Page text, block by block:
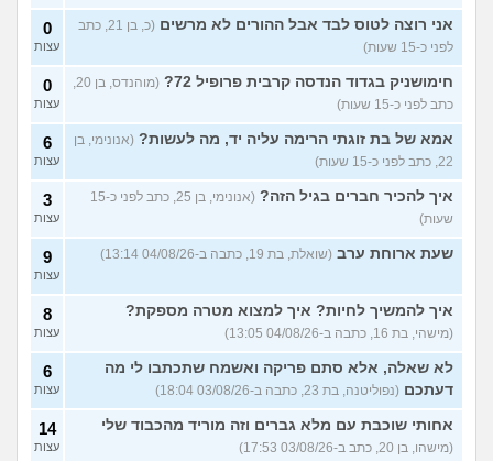
מחזור לאחר כמה שעות, זה
בטוח?
(שלומי, בן 21)
9
עצות
נשוי מפנטז על ליידיבויס
(מאטיטיהו, בן 37)
3
עצות
למישהו יש עצה איך לדכא את
החשק המיני?
(יפה, בת 43)
עוד שאלות חדשות במדור
אני רוצה לטוס לבד אבל ההורים לא מרשים
(כ, בן 21, כתב
לפני כ-15 שעות)
0
עצות
חימושניק בגדוד הנדסה קרבית פרופיל 72?
(מוהנדס, בן 20,
כתב לפני כ-15 שעות)
0
עצות
אמא של בת זוגתי הרימה עליה יד, מה לעשות? (אנונימי, בן
22, כתב לפני כ-15 שעות)
6
עצות
איך להכיר חברים בגיל הזה?
(אנונימי, בן 25, כתב לפני כ-15
שעות)
3
עצות
שעת ארוחת ערב (שואלת, בת 19, כתבה ב-04/08/26 13:14) 9
עצות
איך להמשיך לחיות? איך למצוא מטרה מספקת?
(מישהי, בת 16, כתבה ב-04/08/26 13:05)
8
עצות
לא שאלה, אלא סתם פריקה ואשמח שתכתבו לי מה
דעתכם (נפוליטנה, בת 23, כתבה ב-03/08/26 18:04)
6
עצות
אחותי שוכבת עם מלא גברים וזה מוריד מהכבוד שלי
(מישהו, בן 20, כתב ב-03/08/26 17:53)
14
עצות